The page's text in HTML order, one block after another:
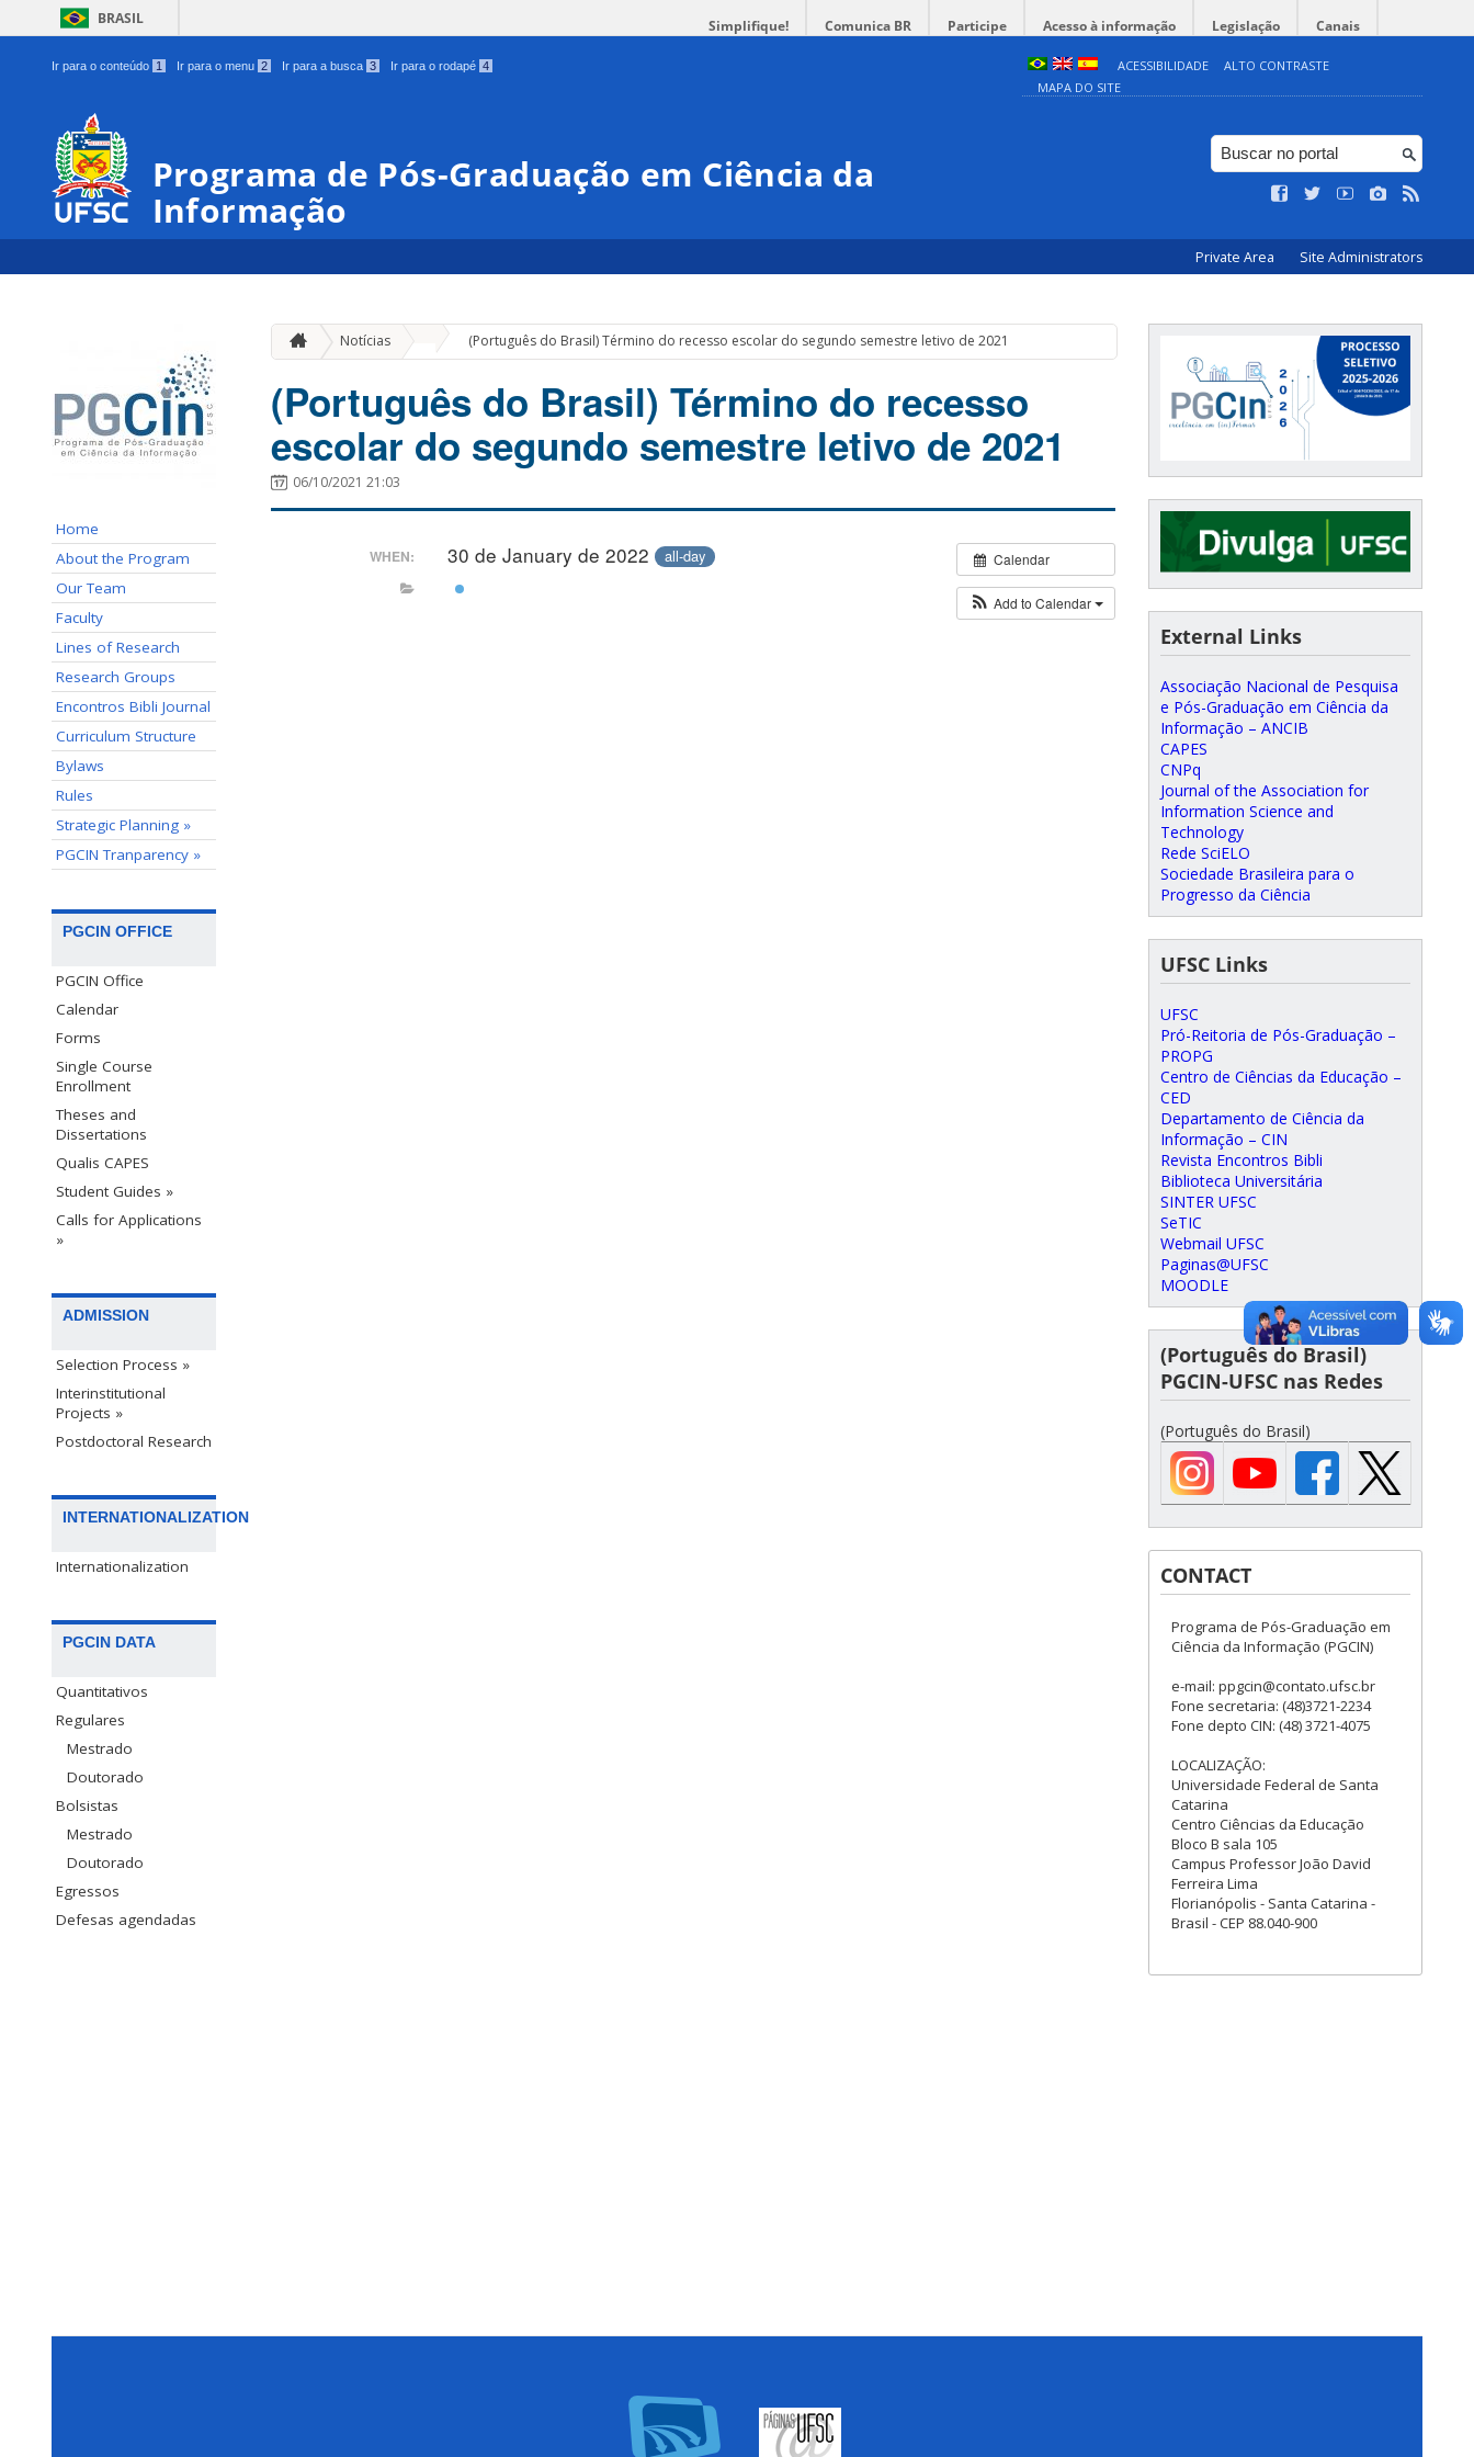
BRASIL Simplifique! Comunica BR Participe Acesso à informação Legislação Canais
Ir para o conteúdo 1 Ir para o menu 2 Ir para a busca 3 Ir para o rodapé 4 ACESSIBILIDADE
ALTO CONTRASTE
MAPA DO SITE
Programa de Pós-Graduação em Ciência da
Informação
Private Area Site Administrators
Home
About the Program
Our Team
Faculty
Lines of Research
Research Groups
Encontros Bibli Journal
Curriculum Structure
Bylaws
Rules
Strategic Planning »
PGCIN Tranparency »
PGCIN OFFICE
PGCIN Office
Calendar
Forms
Single Course
Enrollment
Theses and
Dissertations
Qualis CAPES
Student Guides »
Calls for Applications
»
ADMISSION
Selection Process »
Interinstitutional
Projects »
Postdoctoral Research
INTERNATIONALIZATION
Internationalization
PGCIN DATA
Quantitativos
Regulares
Mestrado
Doutorado
Bolsistas
Mestrado
Doutorado
Egressos
Defesas agendadas
Notícias (Português do Brasil) Término do recesso escolar do segundo semestre letivo de 2021
(Português do Brasil) Término do recesso
escolar do segundo semestre letivo de 2021
06/10/2021 21:03
Calendar
Add to Calendar
WHEN: 30 de January de 2022 all-day
External Links
Associação Nacional de Pesquisa
e Pós-Graduação em Ciência da
Informação – ANCIB
CAPES
CNPq
Journal of the Association for
Information Science and
Technology
Rede SciELO
Sociedade Brasileira para o
Progresso da Ciência
UFSC Links
UFSC
Pró-Reitoria de Pós-Graduação –
PROPG
Centro de Ciências da Educação –
CED
Departamento de Ciência da
Informação – CIN
Revista Encontros Bibli
Biblioteca Universitária
SINTER UFSC
SeTIC
Webmail UFSC
Paginas@UFSC
MOODLE
(Português do Brasil)
PGCIN-UFSC nas Redes
(Português do Brasil)
CONTACT
Programa de Pós-Graduação em
Ciência da Informação (PGCIN)
e-mail: ppgcin@contato.ufsc.br
Fone secretaria: (48)3721-2234
Fone depto CIN: (48) 3721-4075
LOCALIZAÇÃO:
Universidade Federal de Santa
Catarina
Centro Ciências da Educação
Bloco B sala 105
Campus Professor João David
Ferreira Lima
Florianópolis - Santa Catarina -
Brasil - CEP 88.040-900